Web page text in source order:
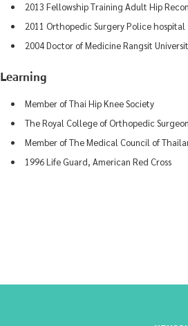
2013 Fellowship Training Adult Hip
2011 Orthopedic Surgery Police hospital
2004 Doctor of Medicine Rangsit
Learning
Member of Thai Hip Knee Society
The Royal College of Orthopedic
Member of The Medical Council of
1996 Life Guard, American Red Cross